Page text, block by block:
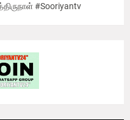
#Sooriyantv